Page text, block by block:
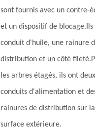
sont fournis avec un contre-
et un dispositif de blocage.Ils
conduit d'huile, une rainure
distribution et un côté
les arbres étagés, ils ont deux
conduits d'alimentation et
rainures de distribution sur la
surface extérieure.